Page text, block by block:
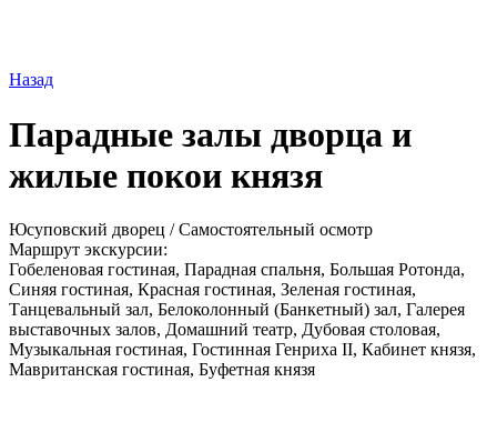
Назад
Парадные залы дворца и
жилые покои князя
Юсуповский дворец / Самостоятельный осмотр
Маршрут экскурсии:
Гобеленовая гостиная, Парадная спальня, Большая Ротонда,
Синяя гостиная, Красная гостиная, Зеленая гостиная,
Танцевальный зал, Белоколонный (Банкетный) зал, Галерея
выставочных залов, Домашний театр, Дубовая столовая,
Музыкальная гостиная, Гостинная Генриха II, Кабинет князя,
Мавританская гостиная, Буфетная князя